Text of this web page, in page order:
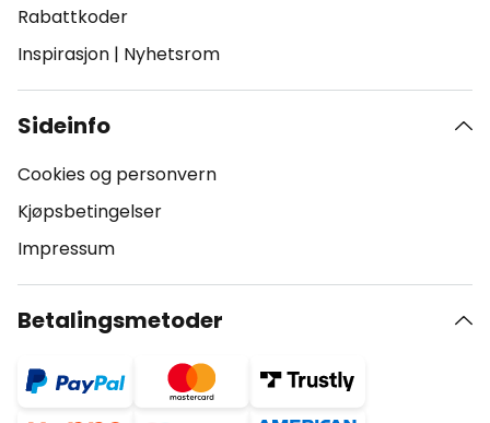
Rabattkoder
Inspirasjon | Nyhetsrom
Sideinfo
Cookies og personvern
Kjøpsbetingelser
Impressum
Betalingsmetoder